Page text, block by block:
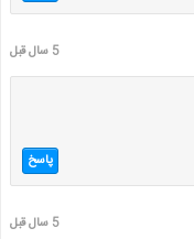
5 سال قبل
پاسخ
5 سال قبل